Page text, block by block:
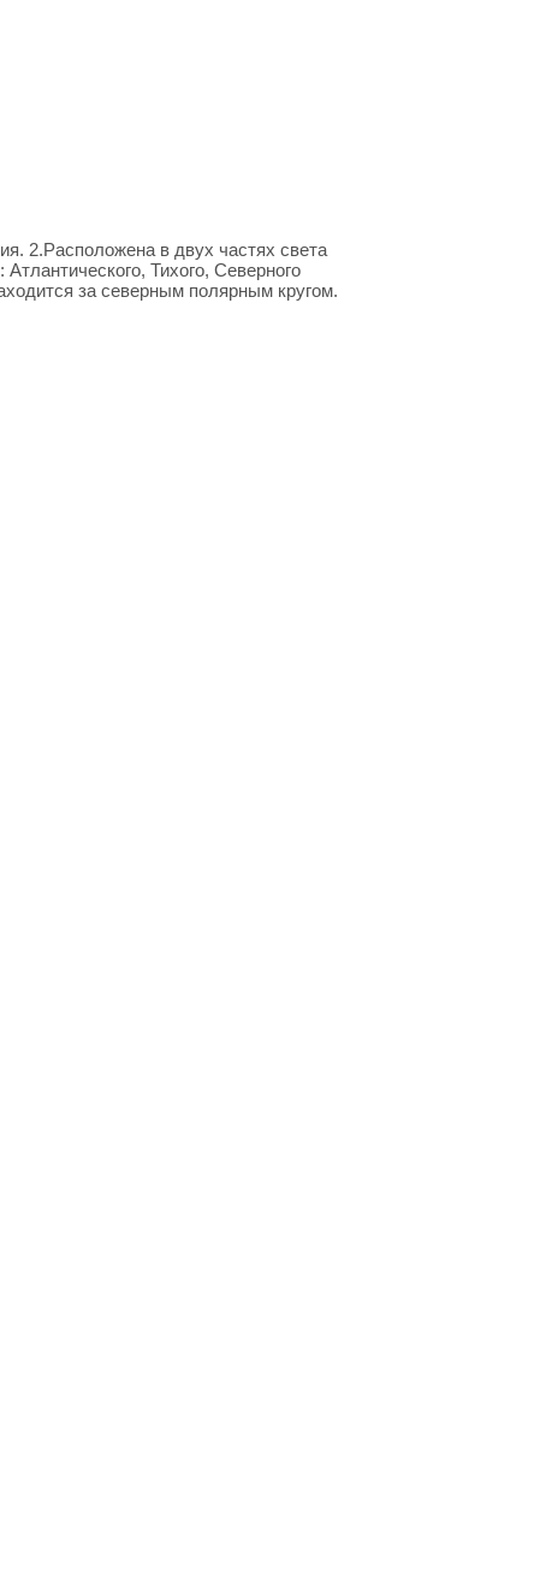
2.Расположена в двух частях света
Тихого, Северного
за северным полярным кругом.